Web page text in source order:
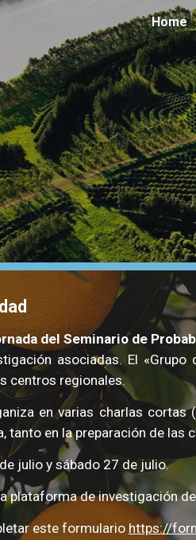
Skip to
Home
del Seminario de
asociadas. El «Grupo
centros regionales.
en varias charlas
tanto en la preparación de las
julio y sábado 27 de julio.
plataforma de investigación
este formulario https://